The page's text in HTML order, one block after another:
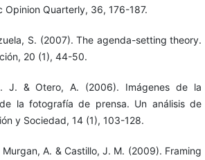
Opinion Quarterly, 36, 176-187.
S. (2007). The agenda-setting theory.
20 (1), 44-50.
J. & Otero, A. (2006). Imágenes de la
la fotografía de prensa. Un análisis de
y Sociedad, 14 (1), 103-128.
A. & Castillo, J. M. (2009). Framing